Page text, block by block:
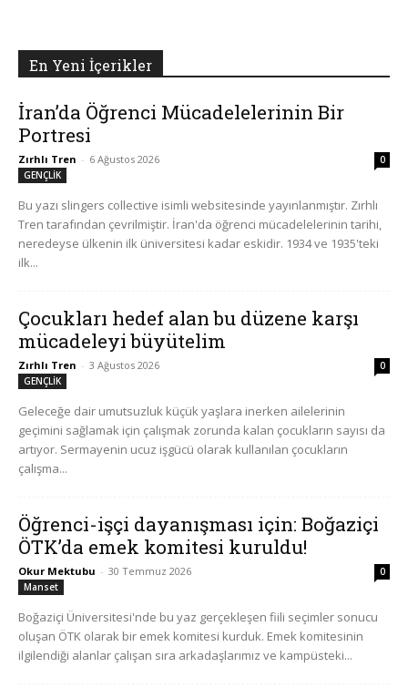
En Yeni İçerikler
İran’da Öğrenci Mücadelelerinin Bir
Portresi
Zırhlı Tren - 6 Ağustos 2026
0
GENÇLİK
Bu yazı slingers collective isimli websitesinde yayınlanmıştır. Zırhlı
Tren tarafından çevrilmiştir. İran'da öğrenci mücadelelerinin tarihi,
neredeyse ülkenin ilk üniversitesi kadar eskidir. 1934 ve 1935'teki
ilk...
Çocukları hedef alan bu düzene karşı
mücadeleyi büyütelim
Zırhlı Tren - 3 Ağustos 2026
0
GENÇLİK
Geleceğe dair umutsuzluk küçük yaşlara inerken ailelerinin
geçimini sağlamak için çalışmak zorunda kalan çocukların sayısı da
artıyor. Sermayenin ucuz işgücü olarak kullanılan çocukların
çalışma...
Öğrenci-işçi dayanışması için: Boğaziçi
ÖTK’da emek komitesi kuruldu!
Okur Mektubu - 30 Temmuz 2026
0
Manset
Boğaziçi Üniversitesi'nde bu yaz gerçekleşen fiili seçimler sonucu
oluşan ÖTK olarak bir emek komitesi kurduk. Emek komitesinin
ilgilendiği alanlar çalışan sıra arkadaşlarımız ve kampüsteki...